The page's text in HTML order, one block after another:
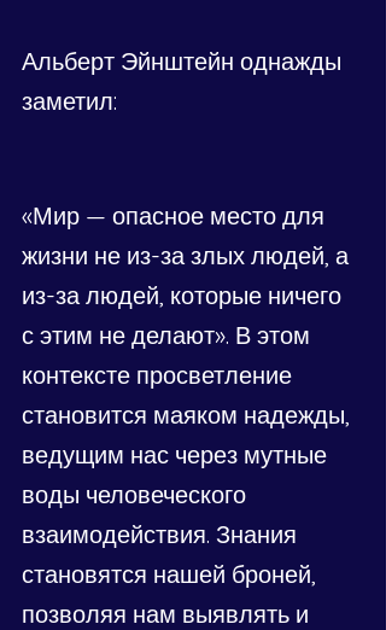
Альберт Эйнштейн однажды
заметил:
«Мир — опасное место для
жизни не из-за злых людей, а
из-за людей, которые ничего
с этим не делают». В этом
контексте просветление
становится маяком надежды,
ведущим нас через мутные
воды человеческого
взаимодействия. Знания
становятся нашей броней,
позволяя нам выявлять и